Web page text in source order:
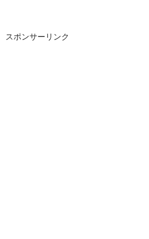
スポンサーリンク